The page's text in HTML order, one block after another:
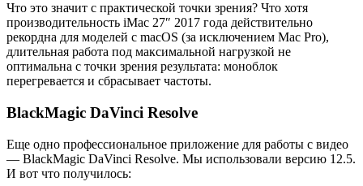
Что это значит с практической точки зрения? Что хотя
производительность iMac 27″ 2017 года действительно
рекордна для моделей с macOS (за исключением Mac Pro),
длительная работа под максимальной нагрузкой не
оптимальна с точки зрения результата: моноблок
перегревается и сбрасывает частоты.
BlackMagic DaVinci Resolve
Еще одно профессиональное приложение для работы с видео
— BlackMagic DaVinci Resolve. Мы использовали версию 12.5.
И вот что получилось: